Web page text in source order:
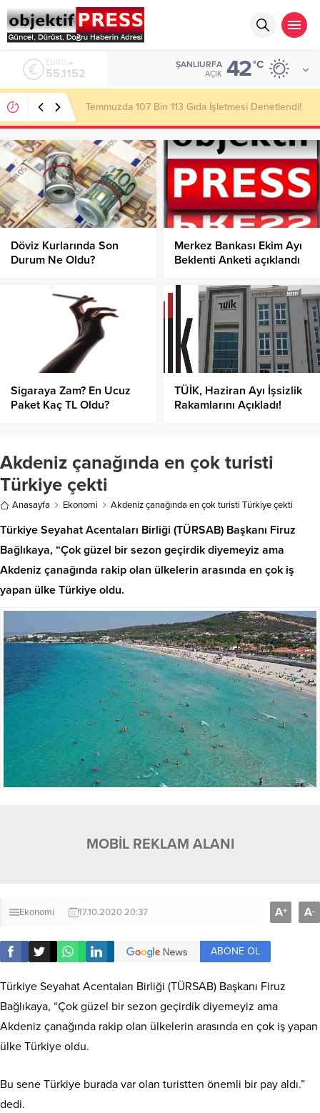
ALTIN
6.529,72
ŞANLIURFA
AÇIK 42°C
Başkan Gülpınar Kırsaldaki Yol Çalışmalarını
İnceledi!
Döviz Kurlarında Son
Durum Ne Oldu?
Merkez Bankası Ekim Ayı
Beklenti Anketi açıklandı
Sigaraya Zam? En Ucuz
Paket Kaç TL Oldu?
TÜİK, Haziran Ayı İşsizlik
Rakamlarını Açıkladı!
Akdeniz çanağında en çok turisti
Türkiye çekti
Anasayfa Ekonomi Akdeniz çanağında en çok turisti Türkiye çekti
Türkiye Seyahat Acentaları Birliği (TÜRSAB) Başkanı Firuz
Bağlıkaya, “Çok güzel bir sezon geçirdik diyemeyiz ama
Akdeniz çanağında rakip olan ülkelerin arasında en çok iş
yapan ülke Türkiye oldu.
MOBİL REKLAM ALANI
Ekonomi 17.10.2020 20:37 A+ A-
ABONE OL
Türkiye Seyahat Acentaları Birliği (TÜRSAB) Başkanı Firuz
Bağlıkaya, “Çok güzel bir sezon geçirdik diyemeyiz ama
Akdeniz çanağında rakip olan ülkelerin arasında en çok iş yapan
ülke Türkiye oldu.
Bu sene Türkiye burada var olan turistten önemli bir pay aldı.”
dedi.